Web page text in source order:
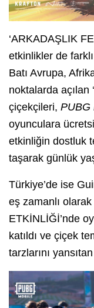
‘ARKADAŞLIK
etkinlikler de
Batı Avrupa,
noktalarda açılan
çiçekçileri, PUBG
oyunculara
etkinliğin dostluk
taşarak günlük
Türkiye’de ise
eş zamanlı
ETKİNLİĞİ’nde
katıldı ve çiçek
tarzlarını